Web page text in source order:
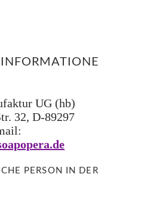
UG (hb)
32, D-89297
PERSON IN DER